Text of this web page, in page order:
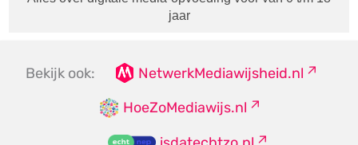
jaar
Bekijk ook:
NetwerkMediawijsheid.nl
HoeZoMediawijs.nl